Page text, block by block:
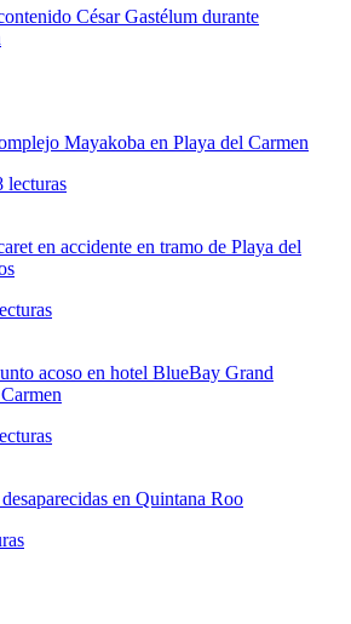
César Gastélum durante
Mayakoba en Playa del Carmen
lecturas
en accidente en tramo de Playa del
acoso en hotel BlueBay Grand
en Quintana Roo